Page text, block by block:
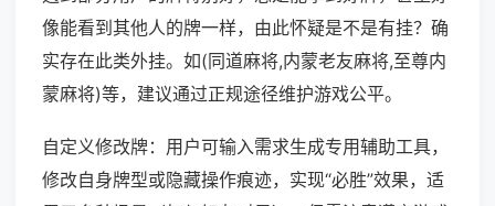
像能看到其他人的牌一样，由此怀疑是不是有挂？确
实存在此类外挂。如(同道麻将,内蒙老友麻将,至尊内
蒙麻将)等，建议通过正规途径维护游戏公平。
自定义修改牌：用户可输入需求生成专用辅助工具，
修改自身牌型或隐藏操作痕迹，实现“必胜”效果，适